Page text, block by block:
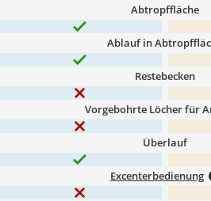
Abtropffläche
Ablauf in
Restebecken
Vorgebohrte Löcher für
Überlauf
Excenterbedienung